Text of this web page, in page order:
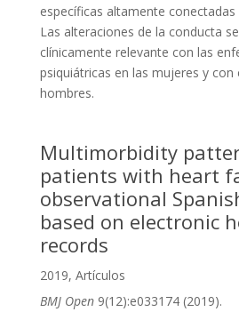
específicas altamente
Las alteraciones de la conducta
clínicamente relevante con las
psiquiátricas en las mujeres y con
hombres.
Multimorbidity
patients with heart
observational
based on electronic
records
2019, Artículos
BMJ Open9(12):e033174 (2019).